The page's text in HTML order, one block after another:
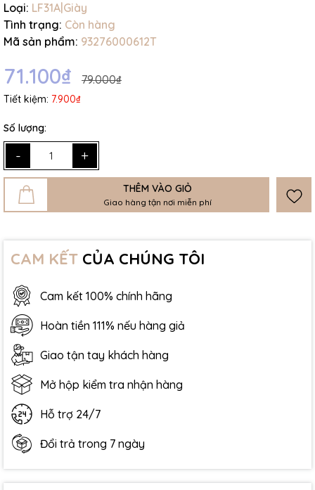
Loại: LF31A|Giày
Tình trạng: Còn hàng
Mã sản phẩm: 93276000612T
71.100₫ 79.000₫
Tiết kiệm: 7.900₫
Số lượng:
- +
THÊM VÀO GIỎ
Giao hàng tận nơi miễn phí
CAM KẾT CỦA CHÚNG TÔI
Cam kết 100% chính hãng
Hoàn tiền 111% nếu hàng giả
Giao tận tay khách hàng
Mở hộp kiểm tra nhận hàng
Hỗ trợ 24/7
Đổi trả trong 7 ngày